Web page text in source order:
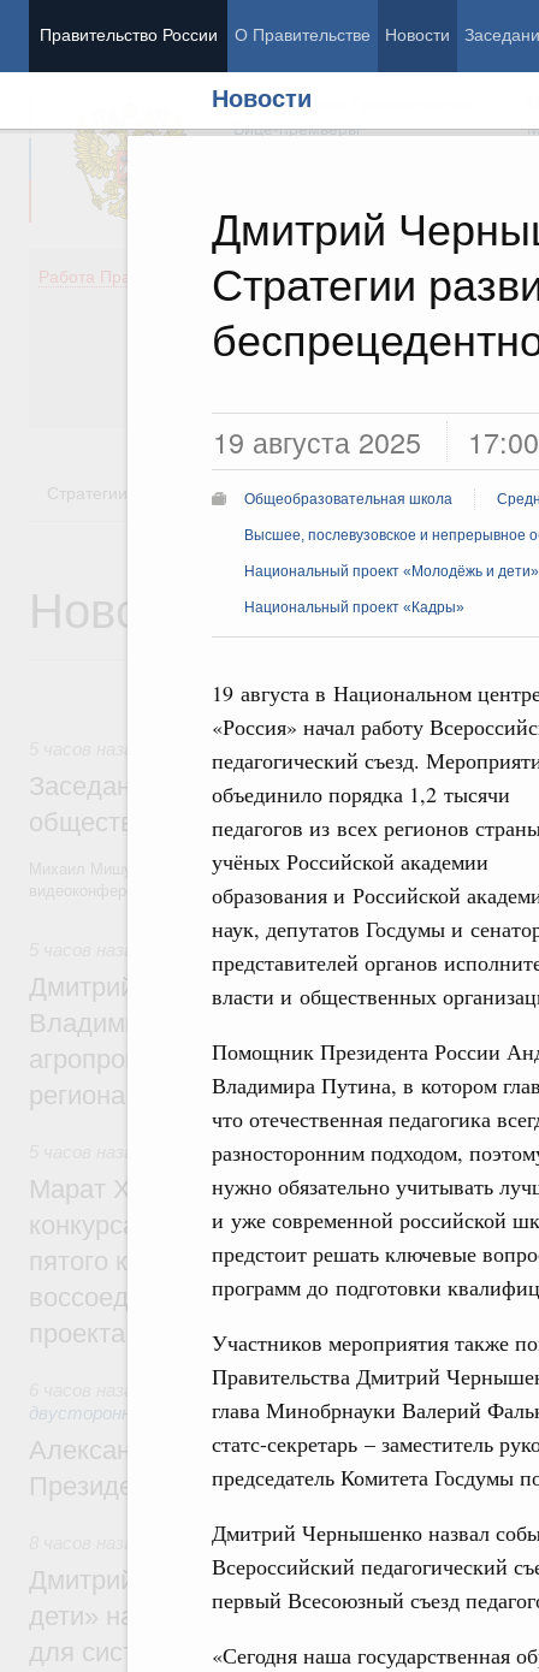
Правительство России О Правительстве Новости
Новости
Дмитрий
Стратегии
19 августа 2025 17:00
Общеобразовательная школа
Высшее, послевузовское и непрерывное
Национальный проект «Молодёжь и дети»
Национальный проект «Кадры»
19 августа в Национальном
«Россия» начал работу
педагогический съезд.
объединило порядка 1,2 тысячи
педагогов из всех регионов
учёных Российской академии
образования и Российской
наук, депутатов Госдумы и
представителей органов
власти и общественных
Помощник Президента России
Владимира Путина, в котором
что отечественная педагогика
разносторонним подходом,
нужно обязательно учитывать
и уже современной российской
предстоит решать ключевые
программ до подготовки
Участников мероприятия также
Правительства Дмитрий
глава Минобрнауки Валерий
статс-секретарь – заместитель
председатель Комитета
Дмитрий Чернышенко назвал
Всероссийский педагогический
первый Всесоюзный съезд
«Сегодня наша государственная
Председатель Правительства
Вице-премьеры
Работа Правительства
Демография
Здоровье
Культура
Стратегии Государственные программы
Новости
Заседание Президиума Госсовета по
общественного транспорта
Михаил Мишустин и члены Правительства приняли участие в
Дмитрий Патрушев и губернатор
Владимир Солодов обсудили развитие
агропромышленного комплекса и
региона
Экономика городов. Городская среда
Марат Хуснуллин: Победителями XI
конкурса проектов создания
пятого конкурса для регионов ДФО и
воссоединённых и приграничных
проекта
Экономические отношения с зарубежными
двусторонней основе
Александр Новак встретился с
Президента Южной Осетии Маратом
Молодёжная политика
Дмитрий Чернышенко: В рамках
дети» на форуме «Машук» будут
для системы образования России